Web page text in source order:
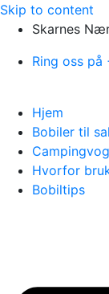
Skip to content
Skarnes
Ring oss
Hjem
Bobiler til
Hvorfor
Bobiltips